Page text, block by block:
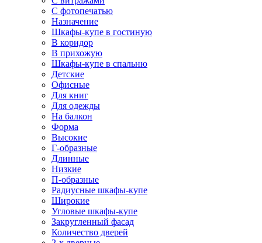
С фотопечатью
Назначение
Шкафы-купе в гостиную
В коридор
В прихожую
Шкафы-купе в спальню
Детские
Офисные
Для книг
Для одежды
На балкон
Форма
Высокие
Г-образные
Длинные
Низкие
П-образные
Радиусные шкафы-купе
Широкие
Угловые шкафы-купе
Закругленный фасад
Количество дверей